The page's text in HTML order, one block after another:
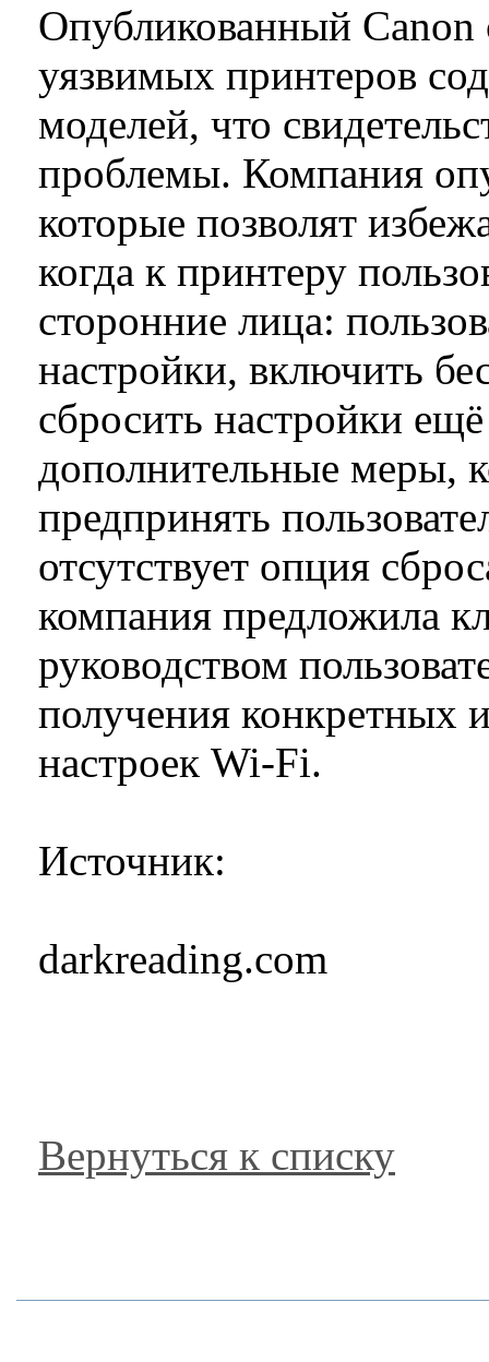
Опубликованный Canon
уязвимых принтеров
моделей, что
проблемы. Компания
которые позволят
когда к принтеру
сторонние лица:
настройки, включить
сбросить настройки
дополнительные меры,
предпринять
отсутствует опция
компания предложила
руководством
получения конкретных
настроек Wi-Fi.
Источник:
darkreading.com
Вернуться к списку